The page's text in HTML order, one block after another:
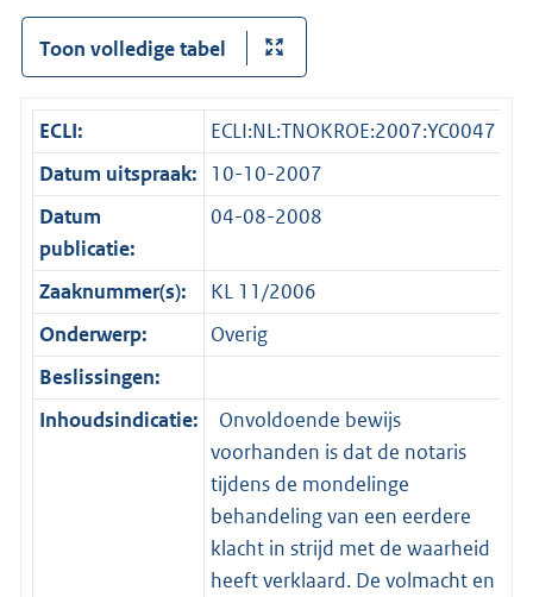
Toon volledige tabel
ECLI:
ECLI:NL:TNOKROE:2007:YC0047
Datum uitspraak:
10-10-2007
Datum
publicatie:
04-08-2008
Zaaknummer(s):
KL 11/2006
Onderwerp:
Overig
Beslissingen:
Inhoudsindicatie:
Onvoldoende bewijs
voorhanden is dat de notaris
tijdens de mondelinge
behandeling van een eerdere
klacht in strijd met de waarheid
heeft verklaard. De volmacht en